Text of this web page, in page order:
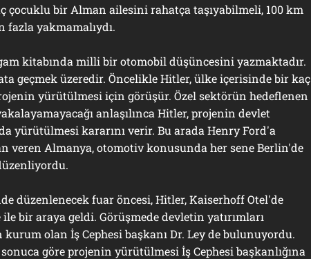
çocuklu bir Alman ailesini rahatça taşıyabilmeli, 100 km
fazla yakmamalıydı.
kitabında milli bir otomobil düşüncesini yazmaktadır.
geçmek üzeredir. Öncelikle Hitler, ülke içerisinde bir kaç
yürütülmesi için görüşür. Özel sektörün hedeflenen
anlaşılınca Hitler, projenin devlet
yürütülmesi kararını verir. Bu arada Henry Ford'a
veren Almanya, otomotiv konusunda her sene Berlin'de
fuar öncesi, Hitler, Kaiserhoff Otel'de
bir araya geldi. Görüşmede devletin yatırımları
olan İş Cephesi başkanı Dr. Ley de bulunuyordu.
göre projenin yürütülmesi İş Cephesi başkanlığına